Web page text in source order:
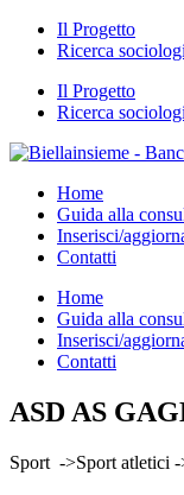
Il Progetto
Ricerca
Il Progetto
Ricerca
Home
Guida alla
Inserisci/
Contatti
Home
Guida alla
Inserisci/
Contatti
ASD AS
Sport ->Sport atletici